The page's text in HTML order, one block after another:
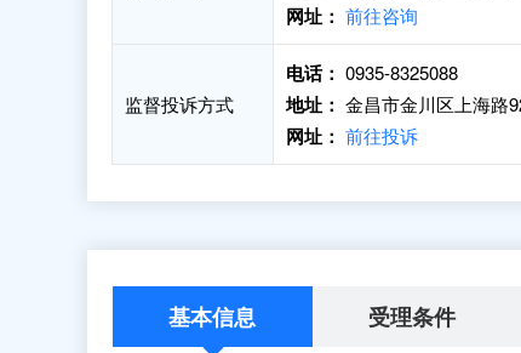
网址： 前往咨询
监督投诉方式
电话： 0935-8325088
地址： 金昌市金川区上海路
网址： 前往投诉
基本信息 受理条件